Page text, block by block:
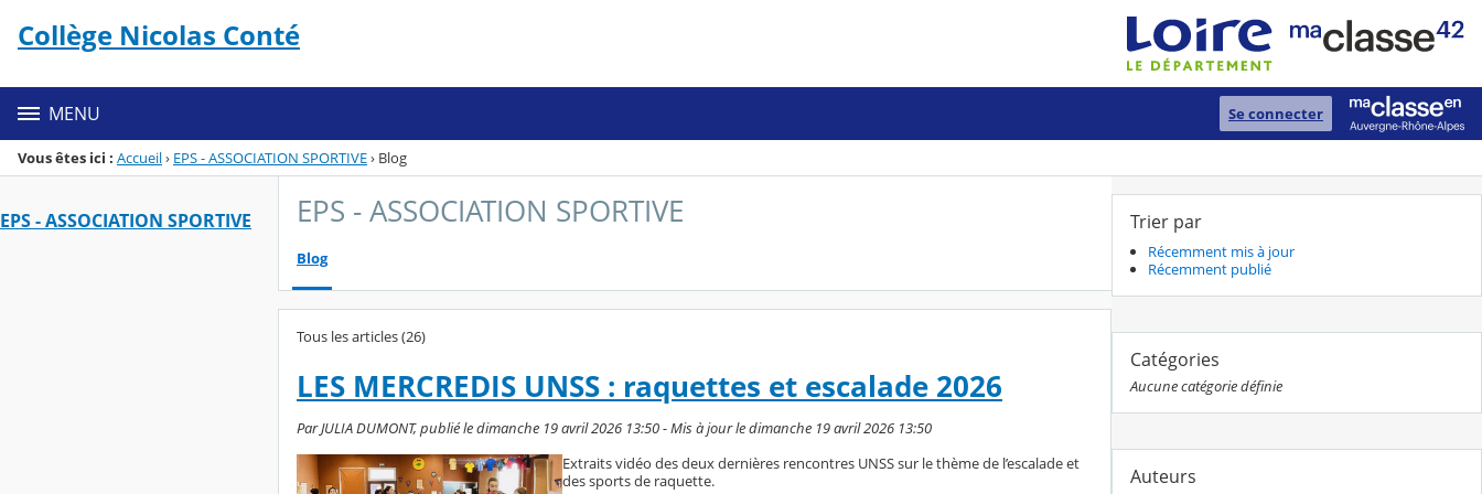
Menu de la rubrique
Contenu
Collège Nicolas Conté
MENU Se connecter
Vous êtes ici : Accueil› EPS - ASSOCIATION SPORTIVE› Blog
EPS - ASSOCIATION SPORTIVE EPS - ASSOCIATION SPORTIVE
Blog
Tous les articles (26)
LES MERCREDIS UNSS : raquettes et escalade 2026
Par JULIA DUMONT, publié le dimanche 19 avril 2026 13:50 - Mis à jour le dimanche 19 avril 2026 13:50
Extraits vidéo des deux dernières rencontres UNSS sur le thème de l’escalade et
des sports de raquette.
Trier par
Récemment mis à jour
Récemment publié
Catégories
Aucune catégorie définie
Auteurs